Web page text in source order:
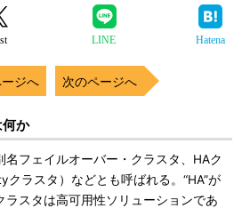
LINE Hatena
ジへ 次のページへ
か
フェイルオーバー・クラスタ、HAク
クラスタ）などとも呼ばれる。“HA”が
ラスタは高可用性ソリューションであ